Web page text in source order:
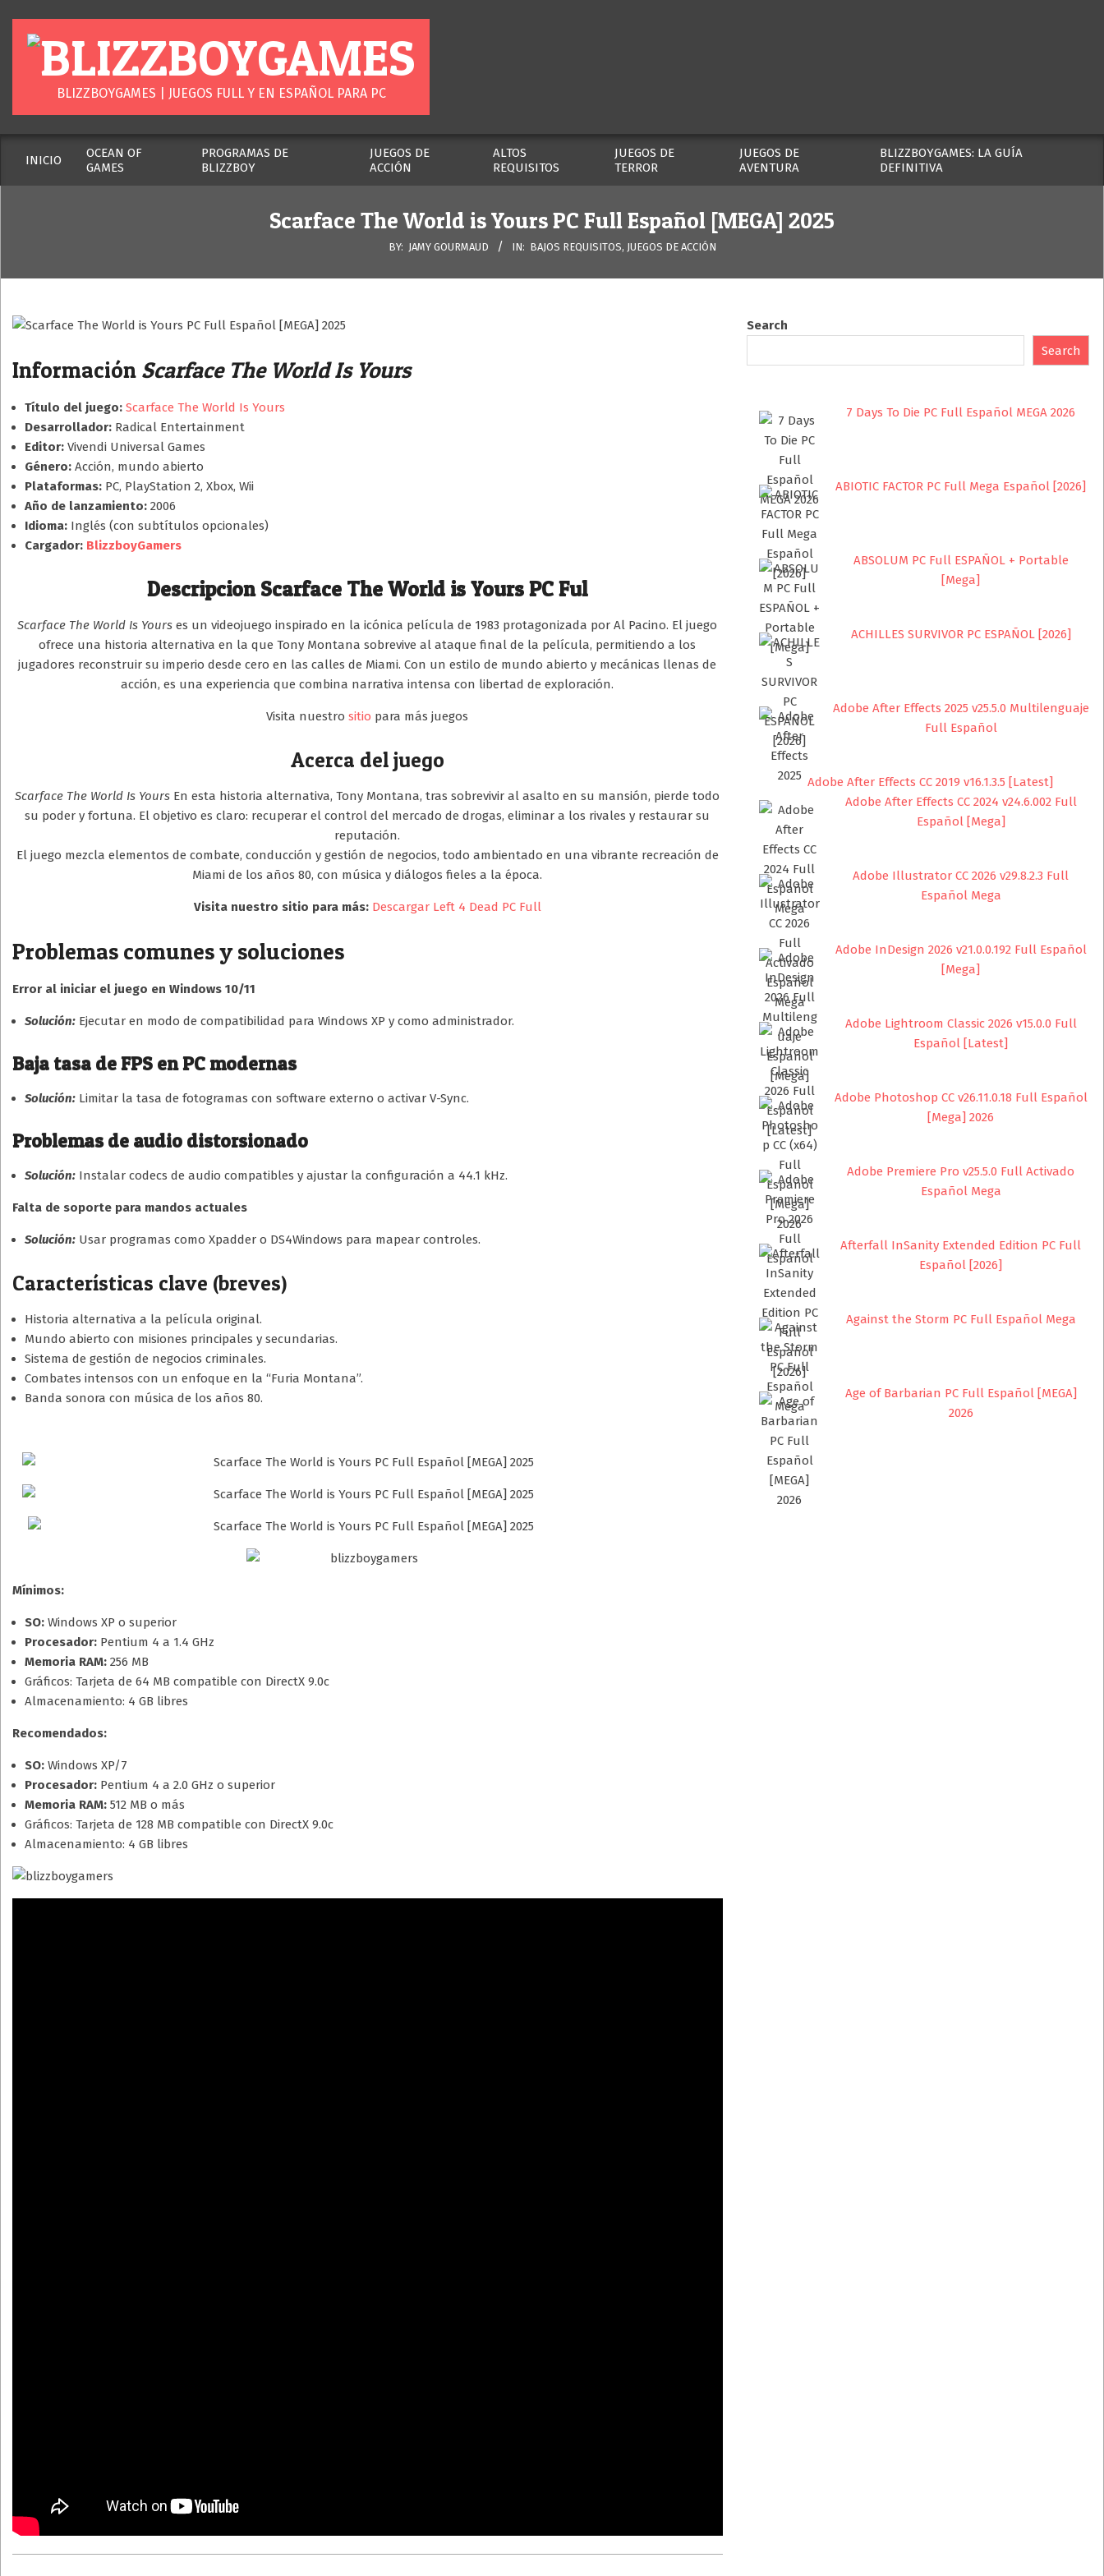
content
BLIZZBOYGAMES
BLIZZBOYGAMES | JUEGOS FULL Y EN ESPAÑOL PARA PC
Secondary
Navigation
INICIO
OCEAN OF
GAMES
PROGRAMAS DE
BLIZZBOY
JUEGOS DE
ACCIÓN
ALTOS
REQUISITOS
JUEGOS DE
TERROR
JUEGOS DE
AVENTURA
BLIZZBOYGAMES: LA GUÍA
DEFINITIVA
Scarface The World is Yours PC Full Español [MEGA] 2025
BY: JAMY GOURMAUD IN: BAJOS REQUISITOS, JUEGOS DE ACCIÓN
Información Scarface The World Is Yours
Título del juego: Scarface The World Is Yours
Desarrollador: Radical Entertainment
Editor: Vivendi Universal Games
Género: Acción, mundo abierto
Plataformas: PC, PlayStation 2, Xbox, Wii
Año de lanzamiento: 2006
Idioma: Inglés (con subtítulos opcionales)
Cargador: BlizzboyGamers
Descripcion Scarface The World is Yours PC Ful
Scarface The World Is Yours es un videojuego inspirado en la icónica película de 1983 protagonizada por Al Pacino. El juego
ofrece una historia alternativa en la que Tony Montana sobrevive al ataque final de la película, permitiendo a los
jugadores reconstruir su imperio desde cero en las calles de Miami. Con un estilo de mundo abierto y mecánicas llenas de
acción, es una experiencia que combina narrativa intensa con libertad de exploración.
Visita nuestrositio para más juegos
Acerca del juego
Scarface The World Is Yours En esta historia alternativa, Tony Montana, tras sobrevivir al asalto en su mansión, pierde todo
su poder y fortuna. El objetivo es claro: recuperar el control del mercado de drogas, eliminar a los rivales y restaurar su
reputación.
El juego mezcla elementos de combate, conducción y gestión de negocios, todo ambientado en una vibrante recreación de
Miami de los años 80, con música y diálogos fieles a la época.
Visita nuestro sitio para más: Descargar Left 4 Dead PC Full
Problemas comunes y soluciones
Error al iniciar el juego en Windows 10/11
Solución: Ejecutar en modo de compatibilidad para Windows XP y como administrador.
Baja tasa de FPS en PC modernas
Solución: Limitar la tasa de fotogramas con software externo o activar V-Sync.
Problemas de audio distorsionado
Solución: Instalar codecs de audio compatibles y ajustar la configuración a 44.1 kHz.
Falta de soporte para mandos actuales
Solución: Usar programas como Xpadder o DS4Windows para mapear controles.
Características clave (breves)
Historia alternativa a la película original.
Mundo abierto con misiones principales y secundarias.
Sistema de gestión de negocios criminales.
Combates intensos con un enfoque en la “Furia Montana”.
Banda sonora con música de los años 80.
Mínimos:
SO: Windows XP o superior
Procesador: Pentium 4 a 1.4 GHz
Memoria RAM: 256 MB
Gráficos: Tarjeta de 64 MB compatible con DirectX 9.0c
Almacenamiento: 4 GB libres
Recomendados:
SO: Windows XP/7
Procesador: Pentium 4 a 2.0 GHz o superior
Memoria RAM: 512 MB o más
Gráficos: Tarjeta de 128 MB compatible con DirectX 9.0c
Almacenamiento: 4 GB libres
Search
Search
7 Days To Die PC Full Español MEGA 2026
ABIOTIC FACTOR PC Full Mega Español [2026]
ABSOLUM PC Full ESPAÑOL + Portable
[Mega]
ACHILLES SURVIVOR PC ESPAÑOL [2026]
Adobe After Effects 2025 v25.5.0 Multilenguaje
Full Español
Adobe After Effects CC 2019 v16.1.3.5 [Latest]
Adobe After Effects CC 2024 v24.6.002 Full
Español [Mega]
Adobe Illustrator CC 2026 v29.8.2.3 Full
Español Mega
Adobe InDesign 2026 v21.0.0.192 Full Español
[Mega]
Adobe Lightroom Classic 2026 v15.0.0 Full
Español [Latest]
Adobe Photoshop CC v26.11.0.18 Full Español
[Mega] 2026
Adobe Premiere Pro v25.5.0 Full Activado
Español Mega
Afterfall InSanity Extended Edition PC Full
Español [2026]
Against the Storm PC Full Español Mega
Age of Barbarian PC Full Español [MEGA]
2026